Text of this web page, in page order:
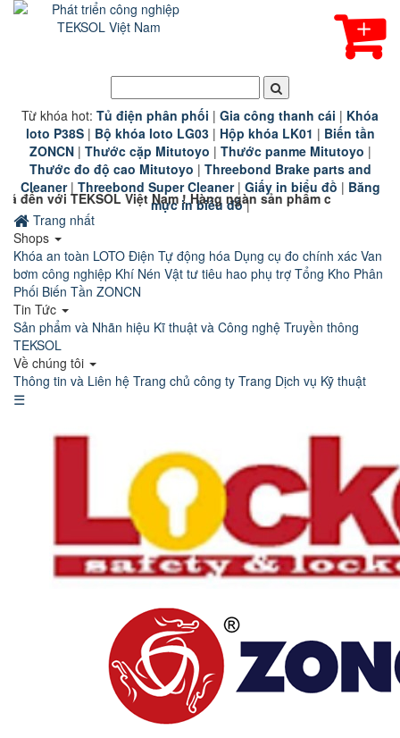
Từ khóa hot: Tủ điện phân phối | Gia công thanh cái | Khóa
loto P38S| Bộ khóa loto LG03| Hộp khóa LK01 | Biến tần
ZONCN| Thước cặp Mitutoyo | Thước panme Mitutoyo |
Thước đo độ cao Mitutoyo | Threebond Brake parts and
Cleaner| Threebond Super Cleaner| Giấy in biểu đồ | Băng
mực in biểu đồ |
Việt Nam ! Hàng ngàn sản phẩm công nghiệp chính
Trang nhất
Shops
Khóa an toàn LOTO Điện Tự động hóa Dụng cụ đo chính xác Van
bơm công nghiệp Khí Nén Vật tư tiêu hao phụ trợ Tổng Kho Phân
Phối Biến Tần ZONCN
Tin Tức
Sản phẩm và Nhãn hiệu Kĩ thuật và Công nghệ Truyền thông
TEKSOL
Về chúng tôi
Thông tin và Liên hệ Trang chủ công ty Trang Dịch vụ Kỹ thuật
☰